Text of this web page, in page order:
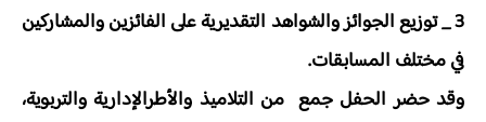
3 _ توزيع الجوائز والشواهد التقديرية على الفائزين والمشاركين
في مختلف المسابقات.
وقد حضر الحفل جمع من التلاميذ والأطرالإدارية والتربوية،